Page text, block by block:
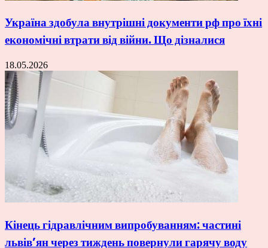
Україна здобула внутрішні документи рф про їхні
економічні втрати від війни. Що дізналися
18.05.2026
Кінець гідравлічним випробуванням: частині
львів’ян через тиждень повернули гарячу воду